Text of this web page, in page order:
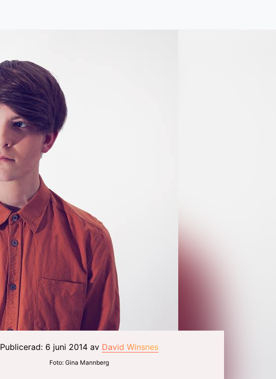
Publicerad: 6 juni 2014 av David Winsnes
Foto: Gina Mannberg